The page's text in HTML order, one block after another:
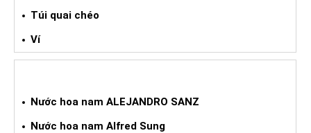
Túi quai chéo
Ví
Nước hoa nam ALEJANDRO SANZ
Nước hoa nam Alfred Sung